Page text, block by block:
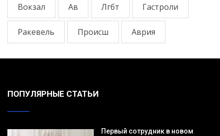
Вокзал Ав Лгбт Гастроли
Ракевель Происш Аврия
ПОПУЛЯРНЫЕ СТАТЬИ
Первый сотрудник в новом